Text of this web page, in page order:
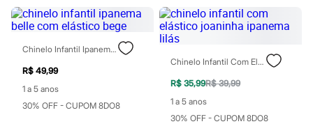
Vestidos
Masculino
Em alta
Dia dos Pais
Novidades
Roupas
Bermudas
Camisas
Chinelo Infantil Ipanema Belle Com Elástico Bege
R$ 49,99
1 a 5 anos
30% OFF - CUPOM 8DO8
Chinelo Infantil Com Elástico Joaninha Ipanema Lilás
R$ 35,99R$ 39,99
1 a 5 anos
30% OFF - CUPOM 8DO8